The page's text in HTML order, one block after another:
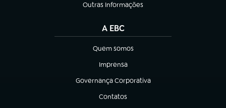
Outras Informações
(abre em nova aba)
A EBC
Quem somos
(abre em nova aba)
Imprensa
(abre em nova aba)
Governança Corporativa
(abre em nova aba)
Contatos
(abre em nova aba)